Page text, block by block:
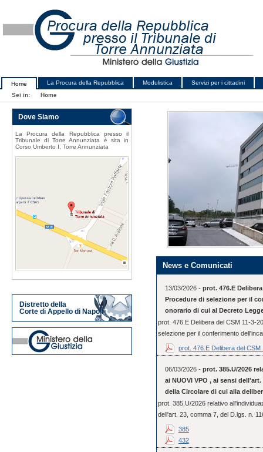
Home La Procura della Repubblica Modulistica
Servizi per i cittadini
Sei in:
Home
News e Comunicati
13/03/2026 - prot. 476.E
Procedure di selezione per il
onorario di cui al Decreto
prot. 476.E Delibera del CSM 11-3-
selezione per il conferimento
prot. 476.E Delibera del CSM
06/03/2026 - prot. 385.U/2026
ai NUOVI VPO , ai sensi
della Circolare di cui alla
prot. 385.U/2026 relativo
dell'art. 23, comma 7, del D.lgs. n.
385
432
Dove Siamo
La Procura della Repubblica presso il
Tribunale di Torre Annunziata è sita in
Corso Umberto I, Torre Annunziata
Distretto della
Corte di Appello di Napoli